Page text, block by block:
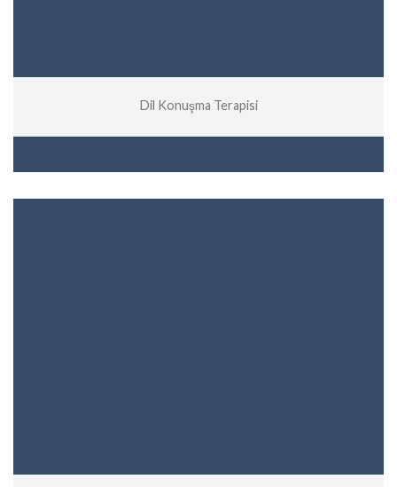
Dil Konuşma Terapisi